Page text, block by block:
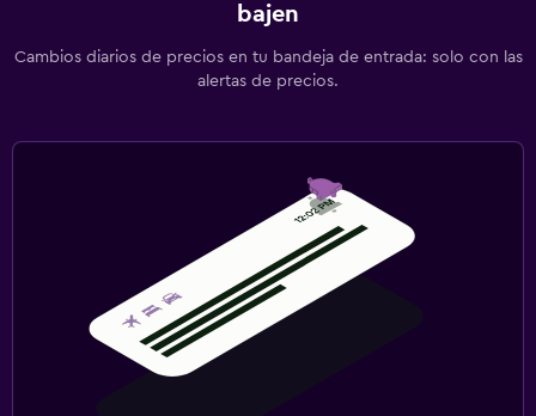
bajen
Cambios diarios de precios en tu bandeja de entrada: solo con las
alertas de precios.